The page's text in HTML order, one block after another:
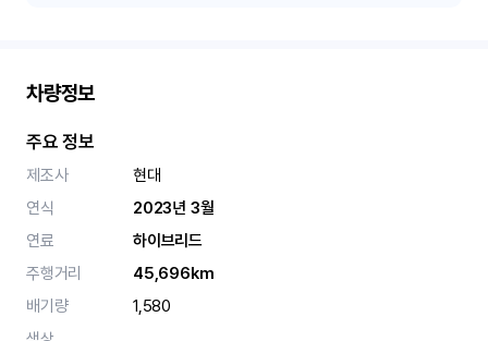
차량정보
주요 정보
제조사
현대
연식
2023년 3월
연료
하이브리드
주행거리
45,696km
배기량
1,580